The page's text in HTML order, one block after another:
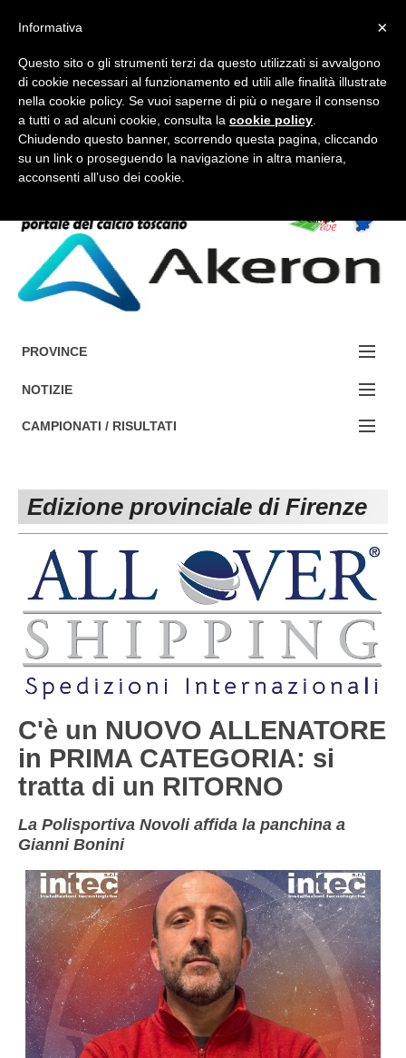
FORUM-ACCEDI
Accedi / Registrati
PROVINCE
EDIZIONE:
AREZZO
GROSSETO
LIVORNO
LUCCA
PISA
PISTOIA
PRATO
SIENA
NOTIZIE
NOTIZIE:
Le iniziative di TOSCANA GOL
Beach soccer
Rappresentative regionali e provinciali
Calcio femminile
Calcio a 5
Societa' piu'
Amatori AICS Lucca
CAMPIONATI / RISULTATI
NAZIONALI
Edizione provinciale di Firenze
C'è un NUOVO ALLENATORE
in PRIMA CATEGORIA: si
tratta di un RITORNO
La Polisportiva Novoli affida la panchina a
Gianni Bonini
×
Informativa
Questo sito o gli strumenti terzi da questo utilizzati si avvalgono
di cookie necessari al funzionamento ed utili alle finalità illustrate
nella cookie policy. Se vuoi saperne di più o negare il consenso
a tutti o ad alcuni cookie, consulta la cookie policy
Chiudendo questo banner, scorrendo questa pagina, cliccando
su un link o proseguendo la navigazione in altra maniera,
acconsenti all’uso dei cookie.